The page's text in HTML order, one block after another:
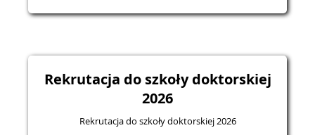
Rekrutacja do szkoły doktorskiej
2026
Rekrutacja do szkoły doktorskiej 2026